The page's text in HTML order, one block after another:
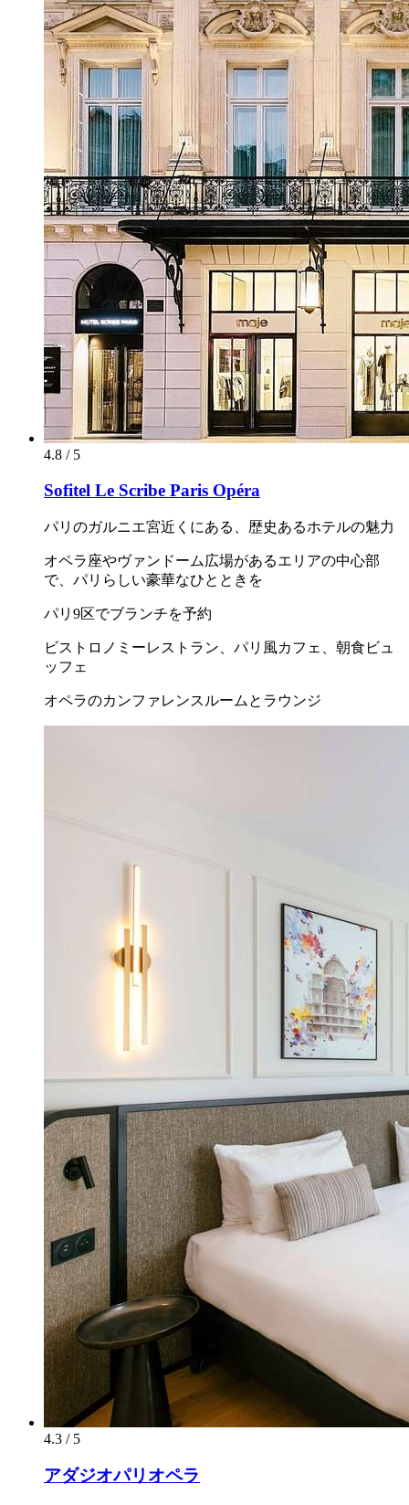
4.8 / 5
Sofitel Le Scribe Paris Opéra
パリのガルニエ宮近くにある、歴史あるホテルの魅力
オペラ座やヴァンドーム広場があるエリアの中心部
で、パリらしい豪華なひとときを
パリ9区でブランチを予約
ビストロノミーレストラン、パリ風カフェ、朝食ビュ
ッフェ
オペラのカンファレンスルームとラウンジ
4.3 / 5
アダジオパリオペラ